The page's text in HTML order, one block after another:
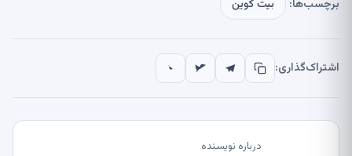
برچسب‌ها: بیت کوین
اشتراک‌گذاری:
درباره نویسنده